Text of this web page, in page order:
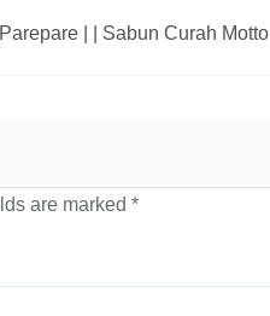
| | Sabun Curah Motto
are marked *